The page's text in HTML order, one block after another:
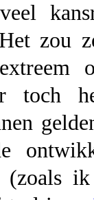
veel
zou
(zoals